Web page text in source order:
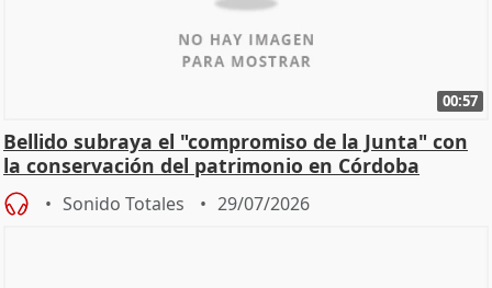
00:57
Bellido subraya el "compromiso de la Junta" con
la conservación del patrimonio en Córdoba
Sonido Totales 29/07/2026